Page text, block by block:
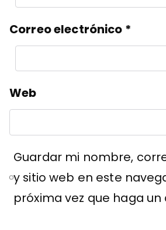
Correo electrónico *
Web
Guardar mi nombre,
y sitio web en este
próxima vez que haga